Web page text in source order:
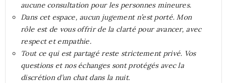
aucune consultation pour les personnes mineures.
Dans cet espace, aucun jugement n’est porté. Mon
rôle est de vous offrir de la clarté pour avancer, avec
respect et empathie.
Tout ce qui est partagé reste strictement privé. Vos
questions et nos échanges sont protégés avec la
discrétion d’un chat dans la nuit.